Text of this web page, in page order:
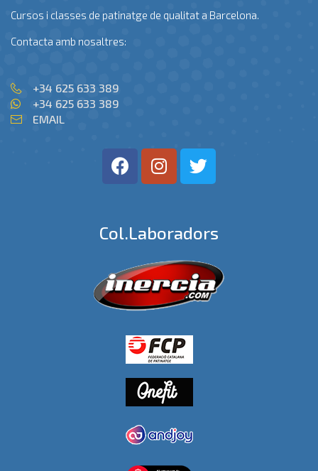
Cursos i classes de patinatge de qualitat a Barcelona.
Contacta amb nosaltres:
+34 625 633 389
+34 625 633 389
EMAIL
Col.laboradors